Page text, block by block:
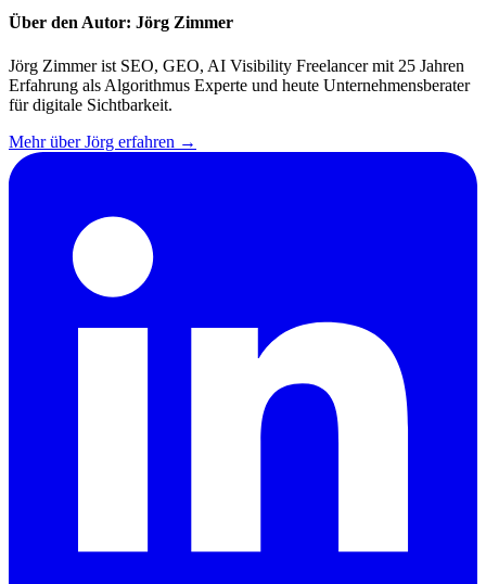
Über den Autor: Jörg Zimmer
Jörg Zimmer ist SEO, GEO, AI Visibility Freelancer mit 25 Jahren
Erfahrung als Algorithmus Experte und heute Unternehmensberater
für digitale Sichtbarkeit.
Mehr über Jörg erfahren →